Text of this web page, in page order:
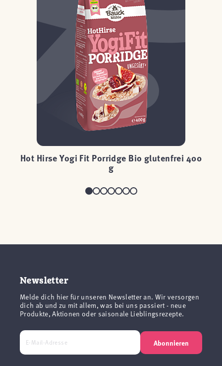
Hot Hirse Yogi Fit Porridge Bio glutenfrei 400
g
Newsletter
Melde dich hier für unseren Newsletter an. Wir versorgen
dich ab und zu mit allem, was bei uns passiert - neue
Produkte, Aktionen oder saisonale Lieblingsrezepte.
Abonnieren